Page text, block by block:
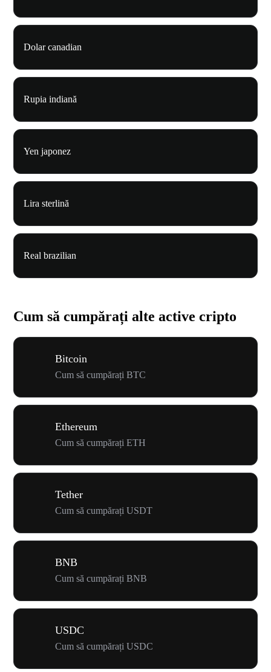
Dolar canadian
Rupia indiană
Yen japonez
Lira sterlină
Real brazilian
Cum să cumpărați alte active cripto
Bitcoin
Cum să cumpărați BTC
Ethereum
Cum să cumpărați ETH
Tether
Cum să cumpărați USDT
BNB
Cum să cumpărați BNB
USDC
Cum să cumpărați USDC